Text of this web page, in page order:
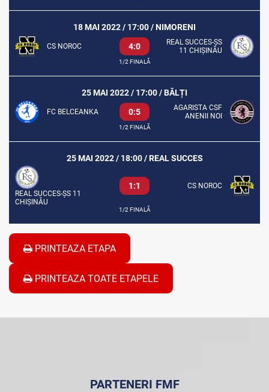
18 MAI 2022 / 17:00 / NIMORENI
CS NOROC 4:0
REAL SUCCES-ȘS
11 CHIȘINĂU
1/2 FINALĂ
25 MAI 2022 / 17:00 / BĂLȚI
FC BELCEANKA 0:5
AGARISTA CSF
ANENII NOI
1/2 FINALĂ
25 MAI 2022 / 18:00 / REAL SUCCES
REAL SUCCES-ȘS 11
CHIȘINĂU
1:1 CS NOROC
1/2 FINALĂ
PRINTEAZA ETAPA
PRINTEAZA TOATE ETAPELE
PARTENERI FMF